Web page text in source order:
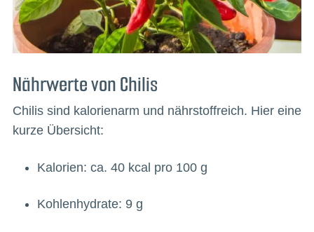
Nährwerte von Chilis
Chilis sind kalorienarm und nährstoffreich. Hier eine
kurze Übersicht:
Kalorien: ca. 40 kcal pro 100 g
Kohlenhydrate: 9 g